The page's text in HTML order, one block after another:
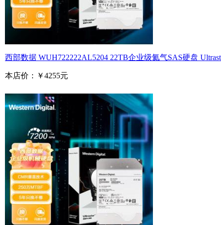
西部数据 WUH722222AL5204 22TB企业级氦气SAS硬盘
本店价： ￥4255元